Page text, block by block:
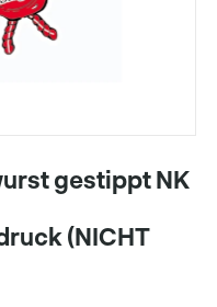
gestippt NK
(NICHT